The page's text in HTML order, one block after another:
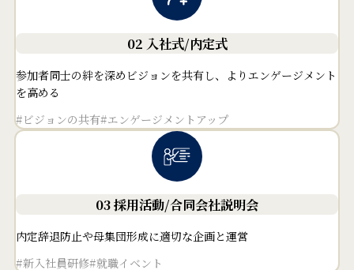
02 入社式/内定式
参加者同士の絆を深めビジョンを共有し、よりエンゲージメント
を高める
#ビジョンの共有#エンゲージメントアップ
03 採用活動/合同会社説明会
内定辞退防止や母集団形成に適切な企画と運営
#新入社員研修#就職イベント